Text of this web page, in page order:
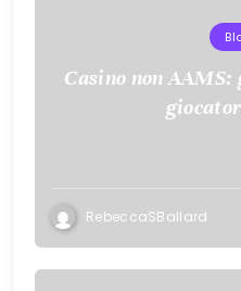
Casino non
RebeccaSBallard